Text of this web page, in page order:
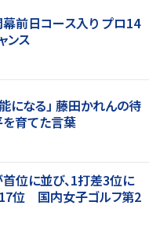
前日コース入り プロ14
ンス
になる」 藤田かれんの待
育てた言葉
位に並び、1打差3位に
位 国内女子ゴルフ第2